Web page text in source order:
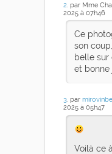
2. par Mme
2025 à 07h46
Ce
son
belle sur
et bonne
3. par
2025 à 05h47
Voilà ce